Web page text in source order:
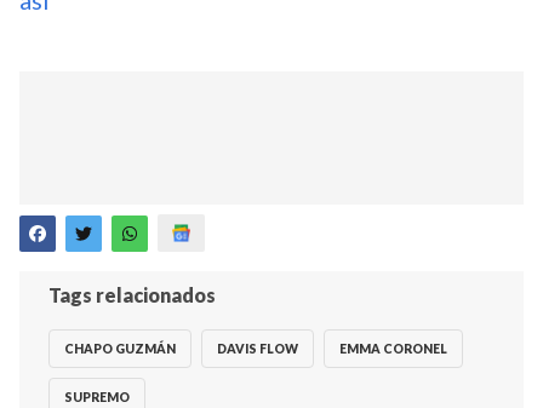
Tags relacionados
CHAPO GUZMÁN DAVIS FLOW EMMA CORONEL
SUPREMO